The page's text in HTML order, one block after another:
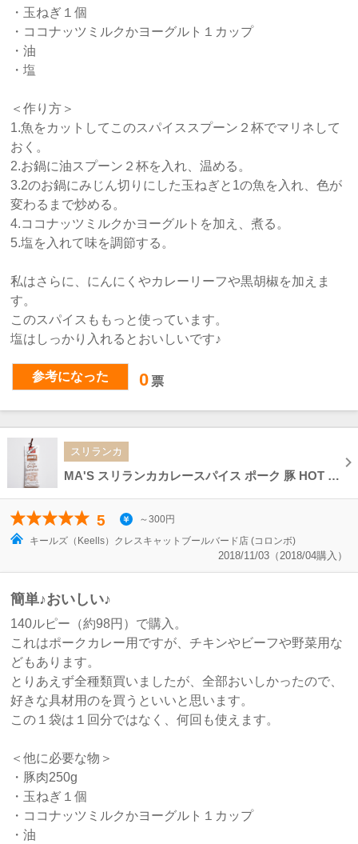
・玉ねぎ１個
・ココナッツミルクかヨーグルト１カップ
・油
・塩
＜作り方＞
1.魚をカットしてこのスパイススプーン２杯でマリネして
おく。
2.お鍋に油スプーン２杯を入れ、温める。
3.2のお鍋にみじん切りにした玉ねぎと1の魚を入れ、色が
変わるまで炒める。
4.ココナッツミルクかヨーグルトを加え、煮る。
5.塩を入れて味を調節する。
私はさらに、にんにくやカレーリーフや黒胡椒を加えま
す。
このスパイスももっと使っています。
塩はしっかり入れるとおいしいです♪
参考になった 0 票
スリランカ
MA'S スリランカカレースパイス ポーク 豚 HOT CURRY Sri Lankan Curry Spice
5
～300円
キールズ（Keells）クレスキャットブールバード店 (コロンボ)
2018/11/03（2018/04購入）
簡単♪おいしい♪
140ルピー（約98円）で購入。
これはポークカレー用ですが、チキンやビーフや野菜用な
どもあります。
とりあえず全種類買いましたが、全部おいしかったので、
好きな具材用のを買うといいと思います。
この１袋は１回分ではなく、何回も使えます。
＜他に必要な物＞
・豚肉250g
・玉ねぎ１個
・ココナッツミルクかヨーグルト１カップ
・油